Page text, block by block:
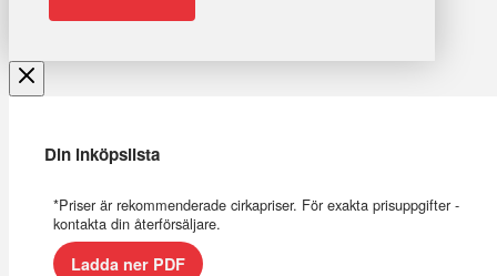
Din inköpslista
*Priser är rekommenderade cirkapriser. För exakta prisuppgifter -
kontakta din återförsäljare.
Ladda ner PDF